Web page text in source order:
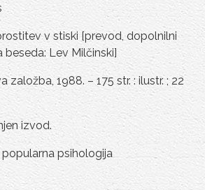
v stiski [prevod, dopolnilni
Lev Milčinski]
založba, 1988. – 175 str. : ilustr. ; 22
izvod.
psihologija